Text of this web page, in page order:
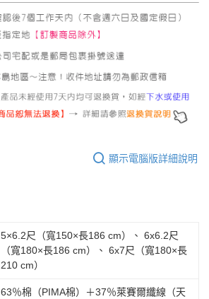
顯示電腦版詳細說明
5×6.2尺（寬150×長186 cm）、 6x6.2尺
（寬180×長186 cm）、 6x7尺（寬180×長
210 cm）
63％棉（PIMA棉）＋37％萊賽爾纖線（天